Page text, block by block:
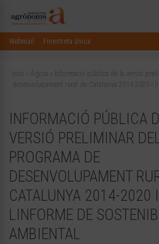
Webmail Finestreta única
Inici Àgora
Informació pública de la versió
desenvolupament rural de Catalunya 2014-2020 i
INFORMACIÓ PÚBLICA
VERSIÓ PRELIMINAR
PROGRAMA DE
DESENVOLUPAMENT
CATALUNYA 2014-2020 I
LINFORME DE
AMBIENTAL